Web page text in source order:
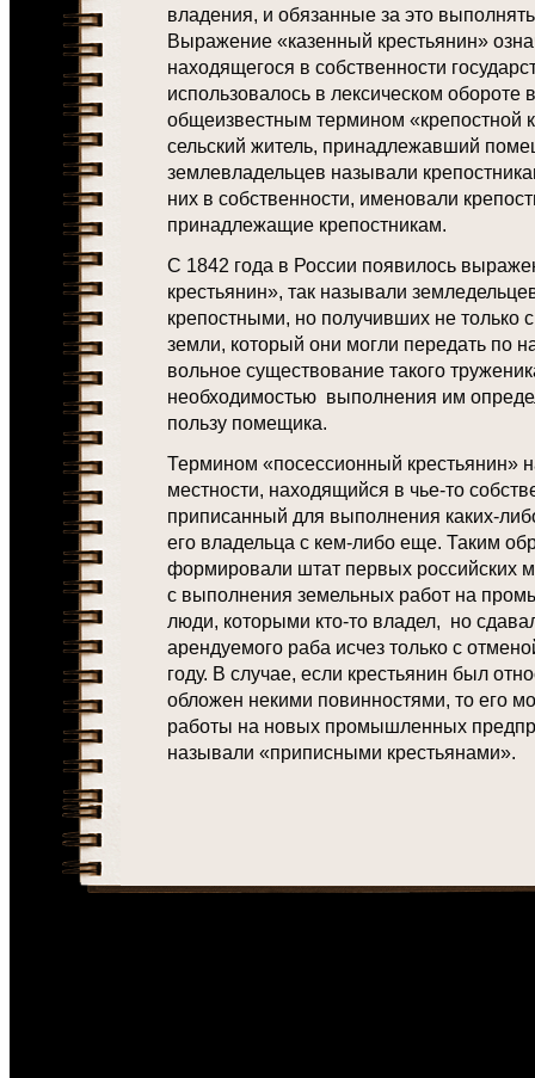
владения, и обязанные за это
Выражение «казенный крестьянин»
находящегося в собственности
использовалось в лексическом обороте
общеизвестным термином «крепостной
сельский житель, принадлежавший
землевладельцев называли
них в собственности, именовали
принадлежащие крепостникам.
С 1842 года в России появилось
крестьянин», так называли
крепостными, но получивших не только
земли, который они могли передать по
вольное существование такого
необходимостью выполнения им
пользу помещика.
Термином «посессионный крестьянин»
местности, находящийся в чье-то
приписанный для выполнения каких-
его владельца с кем-либо еще. Таким
формировали штат первых российских
с выполнения земельных работ на
люди, которыми кто-то владел, но
арендуемого раба исчез только с
году. В случае, если крестьянин был
обложен некими повинностями, то его
работы на новых промышленных
называли «приписными крестьянами».